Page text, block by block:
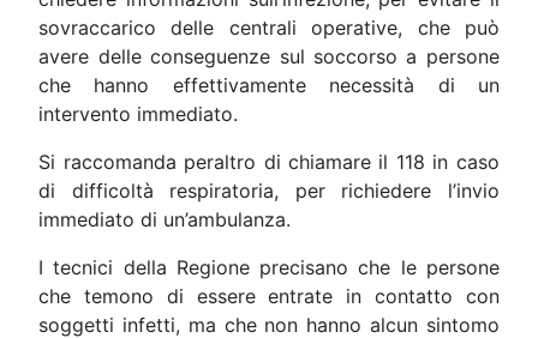
sovraccarico delle centrali operative, che può
avere delle conseguenze sul soccorso a persone
che hanno effettivamente necessità di un
intervento immediato.
Si raccomanda peraltro di chiamare il 118 in caso
di difficoltà respiratoria, per richiedere l’invio
immediato di un’ambulanza.
I tecnici della Regione precisano che le persone
che temono di essere entrate in contatto con
soggetti infetti, ma che non hanno alcun sintomo